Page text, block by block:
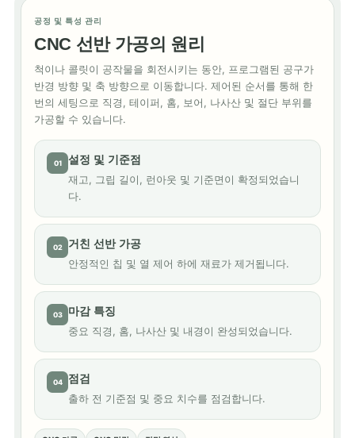
공정 및 특성 관리
CNC 선반 가공의 원리
척이나 콜릿이 공작물을 회전시키는 동안, 프로그램된 공구가
반경 방향 및 축 방향으로 이동합니다. 제어된 순서를 통해 한
번의 세팅으로 직경, 테이퍼, 홈, 보어, 나사산 및 절단 부위를
가공할 수 있습니다.
01
설정 및 기준점
재고, 그립 길이, 런아웃 및 기준면이 확정되었습니
다.
02
거친 선반 가공
안정적인 칩 및 열 제어 하에 재료가 제거됩니다.
03
마감 특징
중요 직경, 홈, 나사산 및 내경이 완성되었습니다.
04
점검
출하 전 기준점 및 중요 치수를 점검합니다.